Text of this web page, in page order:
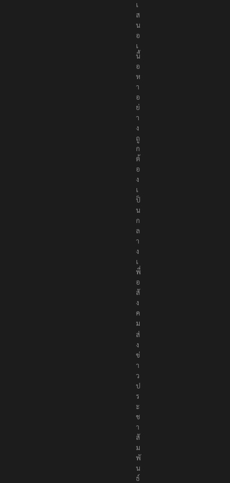
เ
ส
น
อ
เ
นื้
อ
ห
า
อ
ย่
า
ง
ถู
ก
ต้
อ
ง
เ
ป็
น
ก
ล
า
ง
เ
พื่
อ
สั
ง
ค
ม
ส่
ง
ข่
า
ว
ป
ร
ะ
ช
า
สั
ม
พั
น
ธ์